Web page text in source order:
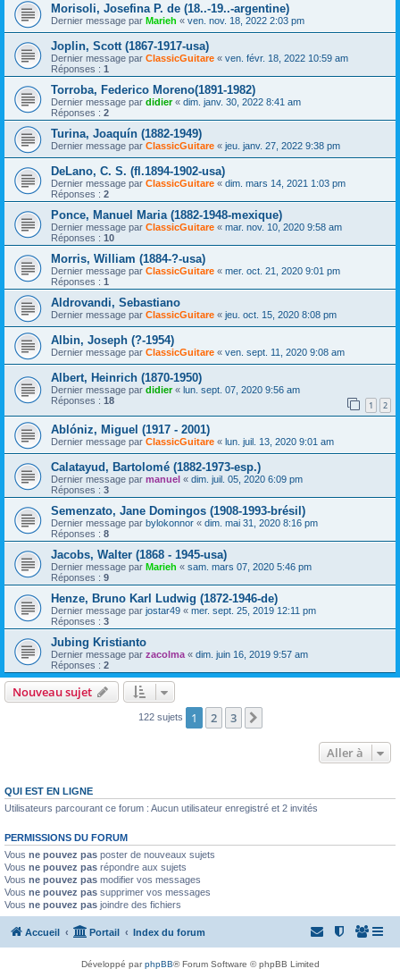
Morisoli, Josefina P. de (18..-19..-argentine)
Dernier message par Marieh « ven. nov. 18, 2022 2:03 pm
Joplin, Scott (1867-1917-usa)
Dernier message par ClassicGuitare « ven. févr. 18, 2022 10:59 am
Réponses : 1
Torroba, Federico Moreno(1891-1982)
Dernier message par didier« dim. janv. 30, 2022 8:41 am
Réponses : 2
Turina, Joaquín (1882-1949)
Dernier message par ClassicGuitare « jeu. janv. 27, 2022 9:38 pm
DeLano, C. S. (fl.1894-1902-usa)
Dernier message par ClassicGuitare « dim. mars 14, 2021 1:03 pm
Réponses : 2
Ponce, Manuel Maria (1882-1948-mexique)
Dernier message par ClassicGuitare « mar. nov. 10, 2020 9:58 am
Réponses : 10
Morris, William (1884-?-usa)
Dernier message par ClassicGuitare « mer. oct. 21, 2020 9:01 pm
Réponses : 1
Aldrovandi, Sebastiano
Dernier message par ClassicGuitare « jeu. oct. 15, 2020 8:08 pm
Albin, Joseph (?-1954)
Dernier message par ClassicGuitare « ven. sept. 11, 2020 9:08 am
Albert, Heinrich (1870-1950)
Dernier message par didier« lun. sept. 07, 2020 9:56 am
Réponses : 18 1 2
Ablóniz, Miguel (1917 - 2001)
Dernier message par ClassicGuitare « lun. juil. 13, 2020 9:01 am
Calatayud, Bartolomé (1882-1973-esp.)
Dernier message par manuel « dim. juil. 05, 2020 6:09 pm
Réponses : 3
Semenzato, Jane Domingos (1908-1993-brésil)
Dernier message par bylokonnor « dim. mai 31, 2020 8:16 pm
Réponses : 8
Jacobs, Walter (1868 - 1945-usa)
Dernier message par Marieh « sam. mars 07, 2020 5:46 pm
Réponses : 9
Henze, Bruno Karl Ludwig (1872-1946-de)
Dernier message par jostar49 « mer. sept. 25, 2019 12:11 pm
Réponses : 3
Jubing Kristianto
Dernier message par zacolma« dim. juin 16, 2019 9:57 am
Réponses : 2
Nouveau sujet
122 sujets 1 2 3
Aller à
QUI EST EN LIGNE
Utilisateurs parcourant ce forum : Aucun utilisateur enregistré et 2 invités
PERMISSIONS DU FORUM
Vous ne pouvez pas poster de nouveaux sujets
Vous ne pouvez pas répondre aux sujets
Vous ne pouvez pas modifier vos messages
Vous ne pouvez pas supprimer vos messages
Vous ne pouvez pas joindre des fichiers
Accueil Portail Index du forum
Développé parphpBB® Forum Software © phpBB Limited